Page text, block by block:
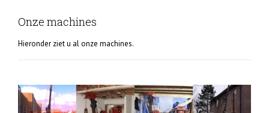
Onze machines
Hieronder ziet u al onze machines.